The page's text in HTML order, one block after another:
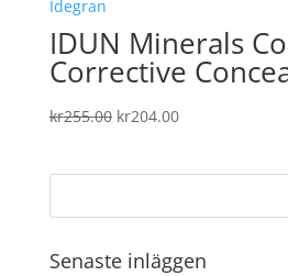
IDUN Minerals
Corrective
kr255.00 Det
kr255.00.
kr204.00Det
kr204.00.
Senaste inläggen